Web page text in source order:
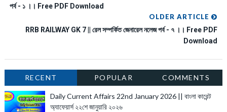
পর্ব - ১ ।। Free PDF Download
OLDER ARTICLE
RRB RAILWAY GK 7 || রেল সম্পর্কিত জেনারেল নলেজ পর্ব - ৭ ।। Free PDF
Download
RECENT POPULAR COMMENTS
Daily Current Affairs 22nd January 2026 || বাংলা কারেন্ট
অ্যাফেয়ার্স ২২শে জানুয়ারি ২০২৬